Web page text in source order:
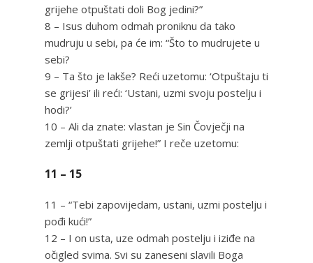
grijehe otpuštati doli Bog jedini?”
8 – Isus duhom odmah proniknu da tako
mudruju u sebi, pa će im: “Što to mudrujete u
sebi?
9 – Ta što je lakše? Reći uzetomu: ‘Otpuštaju ti
se grijesi’ ili reći: ‘Ustani, uzmi svoju postelju i
hodi?’
10 – Ali da znate: vlastan je Sin Čovječji na
zemlji otpuštati grijehe!” I reče uzetomu:
11 – 15
11 – “Tebi zapovijedam, ustani, uzmi postelju i
pođi kući!”
12 – I on usta, uze odmah postelju i iziđe na
očigled svima. Svi su zaneseni slavili Boga